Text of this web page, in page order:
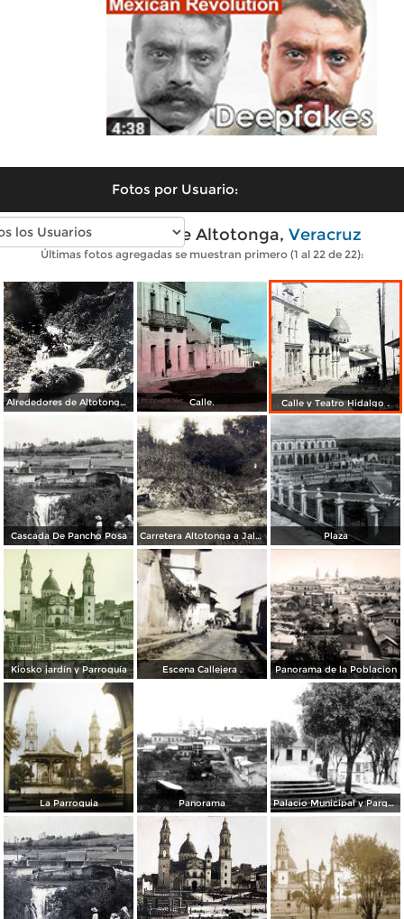
Fotos por Usuario:
Fotos antiguas de Altotonga, Veracruz
Últimas fotos agregadas se muestran primero (1 al 22 de 22):
Alrededores de Altotonga Tecopahuas. Calle. Calle y Teatro Hidalgo .
Cascada De Pancho Posa Carretera Altotonga a Jalacingo Plaza
Kiosko jardín y Parroquía Escena Callejera . Panorama de la Poblacion
La Parroquia Panorama Palacio Municipal y Parque